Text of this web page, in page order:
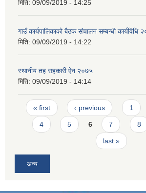
मिति: 09/09/2019 - 14:25
गाउँ कार्यपालिकाको बैठक संचालन सम्बन्धी कार्यविधि
मिति: 09/09/2019 - 14:22
स्थानीय तह सहकारी ऐन २०७५
मिति: 09/09/2019 - 14:14
Pages
« first ‹ previous 1
4 5 6 7 8
last »
अन्य